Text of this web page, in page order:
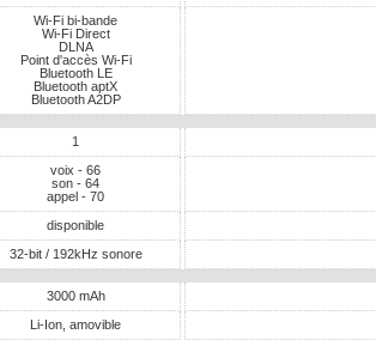
Wi-Fi bi-bande
Wi-Fi Direct
DLNA
Point d'accès Wi-Fi
Bluetooth LE
Bluetooth aptX
Bluetooth A2DP
1
voix - 66
son - 64
appel - 70
disponible
32-bit / 192kHz sonore
3000 mAh
Li-Ion, amovible